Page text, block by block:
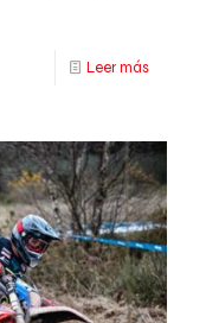
Leer más